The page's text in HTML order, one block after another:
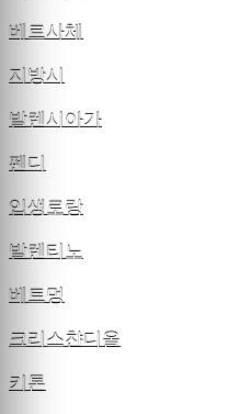
베르사체
지방시
발렌시아가
펜디
입생로랑
발렌티노
베트멍
크리스챤디올
키톤